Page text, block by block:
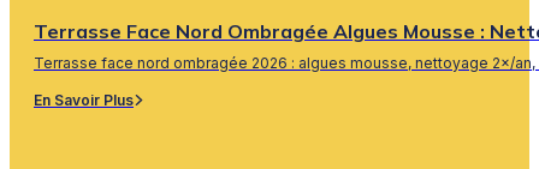
Terrasse Face Nord Ombragée Algues Mousse :
Terrasse face nord ombragée 2026 : algues mousse, nettoyage 2×/
En Savoir Plus